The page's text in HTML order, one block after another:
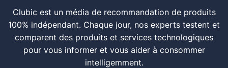
Clubic est un média de recommandation de produits
100% indépendant. Chaque jour, nos experts testent et
comparent des produits et services technologiques
pour vous informer et vous aider à consommer
intelligemment.